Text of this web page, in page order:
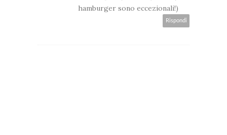
hamburger sono eccezionali!)
Rispondi